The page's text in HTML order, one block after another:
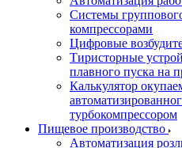
Системы
компрессорами
Цифровые
Тиристорные
плавного пуска на
Калькулятор
турбокомпрессором
Пищевое производство
Автоматизация